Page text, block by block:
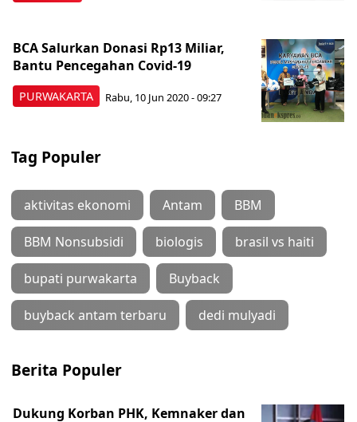
PURWAKARTA
BCA Salurkan Donasi Rp13 Miliar,
Bantu Pencegahan Covid-19
Rabu, 10 Jun 2020 - 09:27
Tag Populer
aktivitas ekonomi Antam BBM
BBM Nonsubsidi biologis brasil vs haiti
bupati purwakarta Buyback
buyback antam terbaru dedi mulyadi
Berita Populer
Dukung Korban PHK, Kemnaker dan